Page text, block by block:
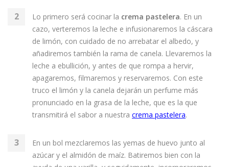
Lo primero será cocinar la crema pastelera. En un
cazo, verteremos la leche e infusionaremos la cáscara
de limón, con cuidado de no arrebatar el albedo, y
añadiremos también la rama de canela. Llevaremos la
leche a ebullición, y antes de que rompa a hervir,
apagaremos, filmaremos y reservaremos. Con este
truco el limón y la canela dejarán un perfume más
pronunciado en la grasa de la leche, que es la que
transmitirá el sabor a nuestra crema pastelera.
En un bol mezclaremos las yemas de huevo junto al
azúcar y el almidón de maíz. Batiremos bien con la